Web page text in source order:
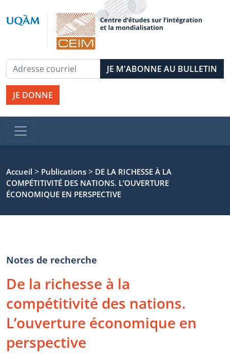
JE DONNE
Accueil > Publications > DE LA RICHESSE À LA
COMPÉTITIVITÉ DES NATIONS. L’OUVERTURE
ÉCONOMIQUE EN PERSPECTIVE
Notes de recherche
De la richesse à la
compétitivité des nations.
L’ouverture économique en
perspective